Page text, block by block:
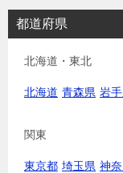
都道府県
北海道・東北
北海道 青森県 岩
関東
東京都 埼玉県 神